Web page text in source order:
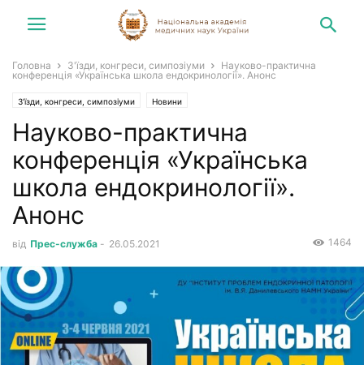
Головна З'їзди, конгреси, симпозіуми
Науково-практична
конференція «Українська школа ендокринології». Анонс
З'їзди, конгреси, симпозіуми Новини
Науково-практична
конференція «Українська
школа ендокринології».
Анонс
від Прес-служба - 26.05.2021 1464